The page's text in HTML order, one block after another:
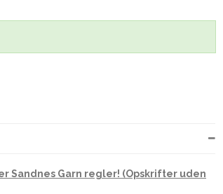
Sandnes Garn regler! (Opskrifter uden